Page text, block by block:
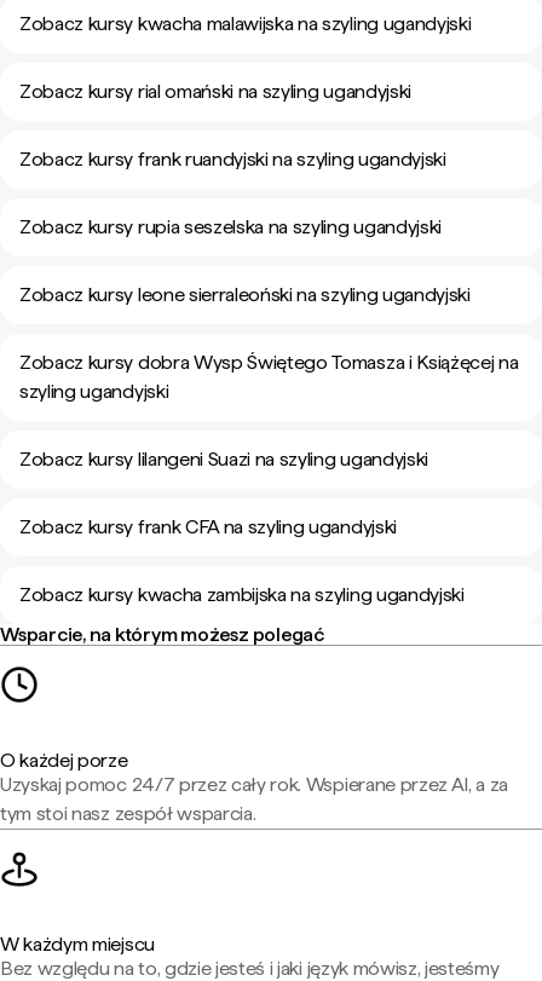
Zobacz kursy kwacha malawijska na szyling ugandyjski
Zobacz kursy rial omański na szyling ugandyjski
Zobacz kursy frank ruandyjski na szyling ugandyjski
Zobacz kursy rupia seszelska na szyling ugandyjski
Zobacz kursy leone sierraleoński na szyling ugandyjski
Zobacz kursy dobra Wysp Świętego Tomasza i Książęcej na
szyling ugandyjski
Zobacz kursy lilangeni Suazi na szyling ugandyjski
Zobacz kursy frank CFA na szyling ugandyjski
Zobacz kursy kwacha zambijska na szyling ugandyjski
Wsparcie, na którym możesz polegać
O każdej porze
Uzyskaj pomoc 24/7 przez cały rok. Wspierane przez AI, a za
tym stoi nasz zespół wsparcia.
W każdym miejscu
Bez względu na to, gdzie jesteś i jaki język mówisz, jesteśmy